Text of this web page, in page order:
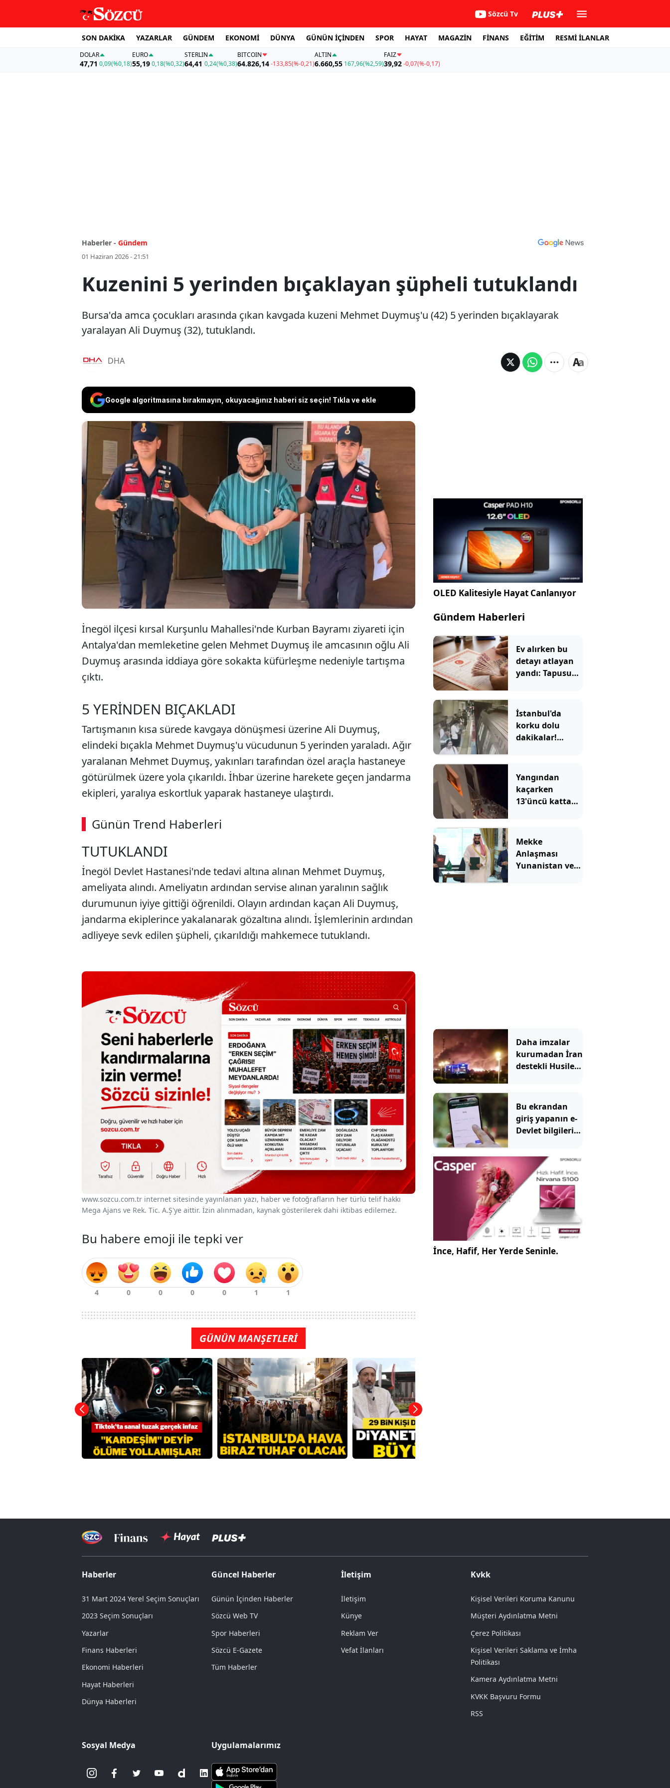
Sözcü Tv
SON DAKİKA YAZARLAR GÜNDEM EKONOMİ DÜNYA GÜNÜN İÇİNDEN SPOR HAYAT MAGAZİN FİNANS EĞİTİM RESMİ İLANLAR
DOLAR
47,71 0,09(%0,18)
EURO
55,19 0,18(%0,32)
STERLIN
64,41 0,24(%0,38)
BITCOIN
64.826,14-133,85(%-0,21)
ALTIN
6.660,55 167,96(%2,59)
FAİZ
39,92-0,07(%-0,17)
Haberler - Gündem
01 Haziran 2026 - 21:51
Kuzenini 5 yerinden bıçaklayan şüpheli tutuklandı
Bursa'da amca çocukları arasında çıkan kavgada kuzeni Mehmet Duymuş'u (42) 5 yerinden bıçaklayarak
yaralayan Ali Duymuş (32), tutuklandı.
DHA
Google algoritmasına bırakmayın, okuyacağınız haberi siz seçin! Tıkla ve ekle
Bursa'da amca çocukları arasında çıkan kavgada
kuzeni Mehmet Duymuş'u (42) 5 yerinden
bıçaklayarak yaralayan Ali Duymuş (32), tutuklandı.
İnegöl ilçesi kırsal Kurşunlu Mahallesi'nde Kurban Bayramı ziyareti için
Antalya'dan memleketine gelen Mehmet Duymuş ile amcasının oğlu Ali
Duymuş arasında iddiaya göre sokakta küfürleşme nedeniyle tartışma
çıktı.
5 YERİNDEN BIÇAKLADI
Tartışmanın kısa sürede kavgaya dönüşmesi üzerine Ali Duymuş,
elindeki bıçakla Mehmet Duymuş'u vücudunun 5 yerinden yaraladı. Ağır
yaralanan Mehmet Duymuş, yakınları tarafından özel araçla hastaneye
götürülmek üzere yola çıkarıldı. İhbar üzerine harekete geçen jandarma
ekipleri, yaralıya eskortluk yaparak hastaneye ulaştırdı.
Günün Trend Haberleri
00:02 / 09:15
TUTUKLANDI
İnegöl Devlet Hastanesi'nde tedavi altına alınan Mehmet Duymuş,
ameliyata alındı. Ameliyatın ardından servise alınan yaralının sağlık
durumunun iyiye gittiği öğrenildi. Olayın ardından kaçan Ali Duymuş,
jandarma ekiplerince yakalanarak gözaltına alındı. İşlemlerinin ardından
adliyeye sevk edilen şüpheli, çıkarıldığı mahkemece tutuklandı.
www.sozcu.com.tr internet sitesinde yayınlanan yazı, haber ve fotoğrafların her türlü telif hakkı
Mega Ajans ve Rek. Tic. A.Ş'ye aittir. İzin alınmadan, kaynak gösterilerek dahi iktibas edilemez.
Bu habere emoji ile tepki ver
GÜNÜN MANŞETLERİ
OLED Kalitesiyle Hayat Canlanıyor
Gündem Haberleri
Ev alırken bu
detayı atlayan
yandı: Tapusunu
İstanbul'da
korku dolu
dakikalar!
düştüğü anlar
ortaya çıktı
Yangından
kaçarken
13'üncü kattan
Mekke
Anlaşması
Yunanistan ve
Daha imzalar
kurumadan İran
destekli Husiler,
vurdu
Bu ekrandan
giriş yapanın e-
Devlet bilgileri
İnce, Hafif, Her Yerde Seninle.
Haberler
31 Mart 2024 Yerel Seçim Sonuçları
2023 Seçim Sonuçları
Yazarlar
Finans Haberleri
Ekonomi Haberleri
Hayat Haberleri
Dünya Haberleri
Güncel Haberler
Günün İçinden Haberler
Sözcü Web TV
Spor Haberleri
Sözcü E-Gazete
Tüm Haberler
İletişim
İletişim
Künye
Reklam Ver
Vefat İlanları
Kvkk
Kişisel Verileri Koruma Kanunu
Müşteri Aydınlatma Metni
Çerez Politikası
Kişisel Verileri Saklama ve İmha
Politikası
Kamera Aydınlatma Metni
KVKK Başvuru Formu
RSS
Sosyal Medya Uygulamalarımız